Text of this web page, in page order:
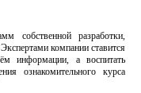
собственной разработки,
компании ставится
информации, а воспитать
ознакомительного курса